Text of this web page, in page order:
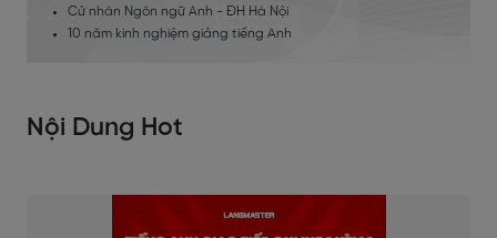
Cử nhân Ngôn ngữ Anh - ĐH Hà Nội
10 năm kinh nghiệm giảng tiếng Anh
Nội Dung Hot